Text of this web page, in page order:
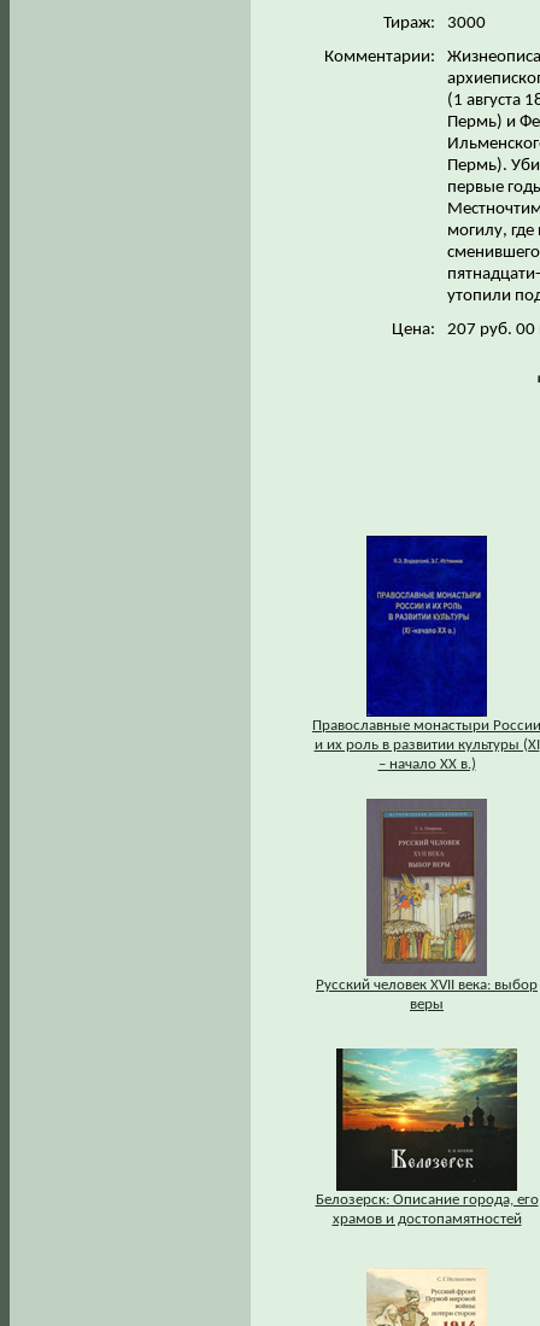
Тираж:
3000
Комментарии:
(1 августа
Пермь) и
Пермь).
первые
могилу,
утопили
Цена:
207 руб. 00
Православные монастыри России
и их роль в развитии культуры (XI
– начало XX в.)
Русский человек XVII века: выбор
веры
Белозерск: Описание города, его
храмов и достопамятностей